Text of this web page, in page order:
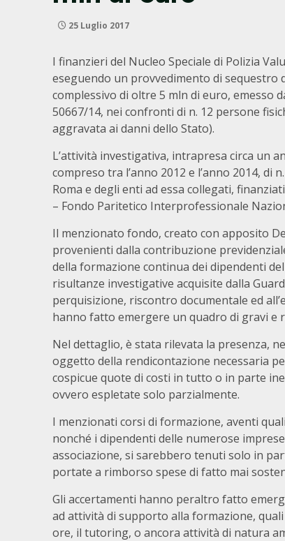
25 Luglio 2017
I finanzieri del Nucleo Speciale di Polizia
eseguendo un provvedimento di
complessivo di oltre 5 mln di euro, emesso
50667/14, nei confronti di n. 12 persone
aggravata ai danni dello Stato).
L’attività investigativa, intrapresa circa un
compreso tra l’anno 2012 e l’anno 2014,
Roma e degli enti ad essa collegati,
– Fondo Paritetico Interprofessionale
Il menzionato fondo, creato con apposito
provenienti dalla contribuzione
della formazione continua dei dipendenti
risultanze investigative acquisite dalla
perquisizione, riscontro documentale ed
hanno fatto emergere un quadro di gravi
Nel dettaglio, è stata rilevata la presenza,
oggetto della rendicontazione necessaria
cospicue quote di costi in tutto o in parte
ovvero espletate solo parzialmente.
I menzionati corsi di formazione, aventi
nonché i dipendenti delle numerose
associazione, si sarebbero tenuti solo in
portate a rimborso spese di fatto mai
Gli accertamenti hanno peraltro fatto
ad attività di supporto alla formazione,
ore, il tutoring, o ancora attività di natura